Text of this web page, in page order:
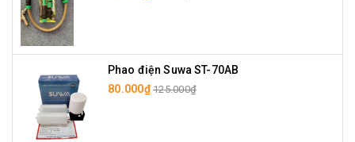
Phao điện Suwa ST-70AB
80.000₫ 125.000₫